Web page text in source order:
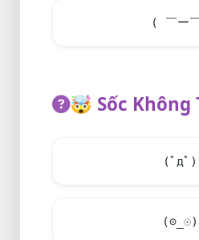
( ￣ー
🤯 Sốc Không
(ﾟдﾟ)
(⊙_☉)